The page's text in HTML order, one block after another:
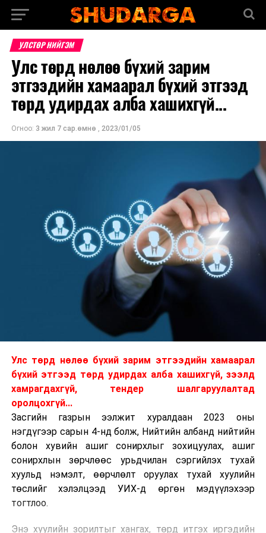
УЛСТӨР НИЙГЭМ
Улс төрд нөлөө бүхий зарим
этгээдийн хамаарал бүхий этгээд
төрд удирдах алба хашихгүй...
Огноо: 3 жил 7 сар.өмнө , 2023/01/05
Улс төрд нөлөө бүхий зарим этгээдийн хамаарал
бүхий этгээд төрд удирдах алба хашихгүй, зээлд
хамрагдахгүй, тендер шалгаруулалтад
оролцохгүй...
Засгийн газрын ээлжит хуралдаан 2023 оны
нэгдүгээр сарын 4-нд болж, Нийтийн албанд нийтийн
болон хувийн ашиг сонирхлыг зохицуулах, ашиг
сонирхлын зөрчлөөс урьдчилан сэргийлэх тухай
хуульд нэмэлт, өөрчлөлт оруулах тухай хуулийн
төслийг хэлэлцээд УИХ-д өргөн мэдүүлэхээр
тогтлоо.
Энэ хуулийн зорилтыг хангах, төрд итгэх иргэдийн